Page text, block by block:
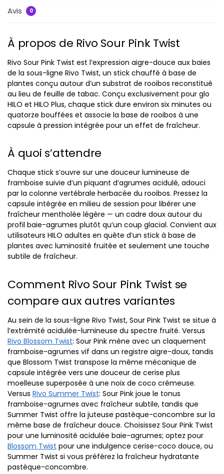
Avis 0
À propos de Rivo Sour Pink Twist
Rivo Sour Pink Twist est l’expression aigre-douce aux baies
de la sous-ligne Rivo Twist, un stick chauffé à base de
plantes conçu autour d’un substrat de rooibos reconstitué
au lieu de feuille de tabac. Conçu exclusivement pour glo
HILO et HILO Plus, chaque stick dure environ six minutes ou
quatorze bouffées et associe la base de rooibos à une
capsule à pression intégrée pour un effet de fraîcheur.
À quoi s’attendre
Chaque stick s’ouvre sur une douceur lumineuse de
framboise suivie d’un piquant d’agrumes acidulé, adouci
par la colonne vertébrale herbacée du rooibos. Pressez la
capsule intégrée en milieu de session pour libérer une
fraîcheur mentholée légère — un cadre doux autour du
profil baie-agrumes plutôt qu’un coup glacial. Convient aux
utilisateurs HILO adultes en quête d’un stick à base de
plantes avec luminosité fruitée et seulement une touche
subtile de fraîcheur.
Comment Rivo Sour Pink Twist se
compare aux autres variantes
Au sein de la sous-ligne Rivo Twist, Sour Pink Twist se situe à
l’extrémité acidulée-lumineuse du spectre fruité. Versus
Rivo Blossom Twist: Sour Pink mène avec un claquement
framboise-agrumes vif dans un registre aigre-doux, tandis
que Blossom Twist transpose la même mécanique de
capsule intégrée vers une douceur de cerise plus
moelleuse superposée à une noix de coco crémeuse.
Versus Rivo Summer Twist: Sour Pink joue le tonus
framboise-agrumes avec fraîcheur subtile, tandis que
Summer Twist offre la juteuse pastèque-concombre sur la
même base de fraîcheur douce. Choisissez Sour Pink Twist
pour une luminosité acidulée baie-agrumes; optez pour
Blossom Twist pour une indulgence cerise-coco douce, ou
Summer Twist si vous préférez la fraîcheur hydratante
pastèque-concombre.